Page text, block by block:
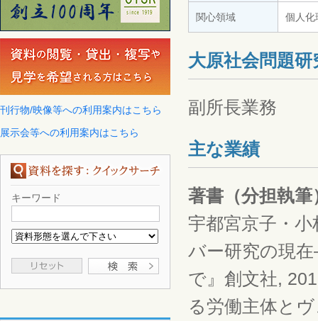
刊行物/映像等への利用案内はこちら
展示会等への利用案内はこちら
キーワード
関心領域 個人
大原社会問題
副所長業務
主な業績
著書（分担執筆
宇都宮京子・
バー研究の現
で』創文社,
る労働主体と